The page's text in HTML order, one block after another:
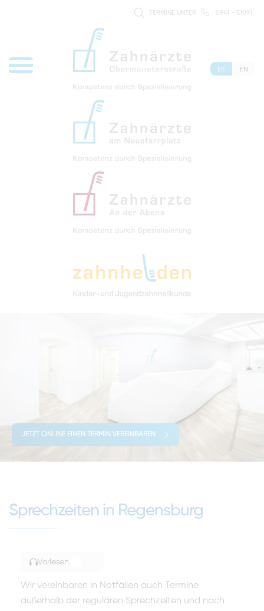
TERMINE UNTER 0941 - 51091
DE EN
JETZT ONLINE EINEN TERMIN VEREINBAREN
Sprechzeiten in Regensburg
Vorlesen
Wir vereinbaren in Notfällen auch Termine
außerhalb der regulären Sprechzeiten und nach